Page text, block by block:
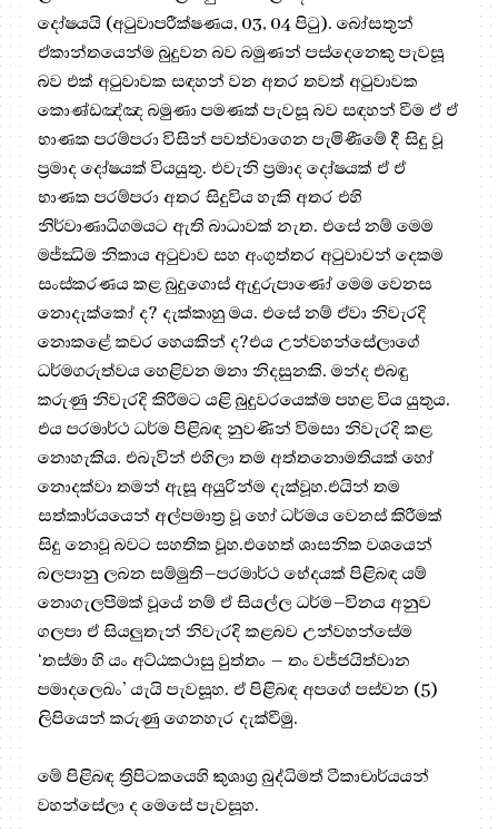
දෝෂයයි (අටුවාපරීක්ෂණය, 03, 04 පිටු). බෝසතුන්
ඒකාන්තයෙන්ම බුදුවන බව බමුණන් පස්දෙනෙකු පැවසූ
බව එක් අටුවාවක සඳහන් වන අතර තවත් අටුවාවක
කොණ්ඩඤ්ඤ බමුණා පමණක් පැවසූ බව සඳහන් වීම ඒ ඒ
භාණක පරම්පරා විසින් පවත්වාගෙන පැමිණීමේ දී සිදු වූ
ප්‍රමාද දෝෂයක් වියයුතු. එවැනි ප්‍රමාද දෝෂයක් ඒ ඒ
භාණක පරම්පරා අතර සිදුවිය හැකි අතර එහි
නිර්වාණාධිගමයට ඇති බාධාවක් නැත. එසේ නම් මෙම
මජ්ඣිම නිකාය අටුවාව සහ අංගුත්තර අටුවාවන් දෙකම
සංස්කරණය කළ බුදුගොස් ඇදුරුපාණෝ මෙම වෙනස
නොදැක්කෝ ද? දැක්කාහු මය. එසේ නම් ඒවා නිවැරදි
නොකළේ කවර හෙයකින් ද?එය උන්වහන්සේලාගේ
ධර්මගරුත්වය හෙළිවන මනා නිදසුනකි. මන්ද එබඳු
කරුණු නිවැරදි කිරීමට යළි බුදුවරයෙක්ම පහළ විය යුතුය.
එය පරමාර්ථ ධර්ම පිළිබඳ නුවණින් විමසා නිවැරදි කළ
නොහැකිය. එබැවින් එහිලා තම අත්තනොමතියක් හෝ
නොදක්වා තමන් ඇසූ අයුරින්ම දැක්වූහ.එයින් තම
සත්කාර්යයෙන් අල්පමාත්‍ර වූ හෝ ධර්මය වෙනස් කිරීමක්
සිදු නොවූ බවට සහතික වූහ.එහෙත් ශාසනික වශයෙන්
බලපානු ලබන සම්මුති–පරමාර්ථ භේදයක් පිළිබඳ යම්
නොගැලපීමක් වූයේ නම් ඒ සියල්ල ධර්ම–විනය අනුව
ගලපා ඒ සියලුතැන් නිවැරදි කළබව උන්වහන්සේම
‘තස්‌මා හි යං අට්‌ඨකථාසු වුත්‌තං – තං වජ්‌ජයිත්‌වාන
පමාදලෙඛං’ යැයි පැවසූහ. ඒ පිළිබඳ අපගේ පස්වන (5)
ලිපියෙන් කරුණු ගෙනහැර දැක්වීමු.
මේ පිළිබඳ ත්‍රිපිටකයෙහි කුශාග්‍ර බුද්ධිමත් ටීකාචාර්යයන්
වහන්සේලා ද මෙසේ පැවසූහ.